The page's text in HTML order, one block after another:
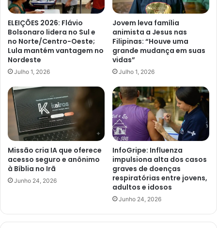
ELEIÇÕES 2026: Flávio
Bolsonaro lidera no Sul e
no Norte/Centro-Oeste;
Lula mantém vantagem no
Nordeste
Julho 1, 2026
Jovem leva família
animista a Jesus nas
Filipinas: “Houve uma
grande mudança em suas
vidas”
Julho 1, 2026
Missão cria IA que oferece
acesso seguro e anônimo
à Bíblia no Irã
Junho 24, 2026
InfoGripe: Influenza
impulsiona alta dos casos
graves de doenças
respiratórias entre jovens,
adultos e idosos
Junho 24, 2026